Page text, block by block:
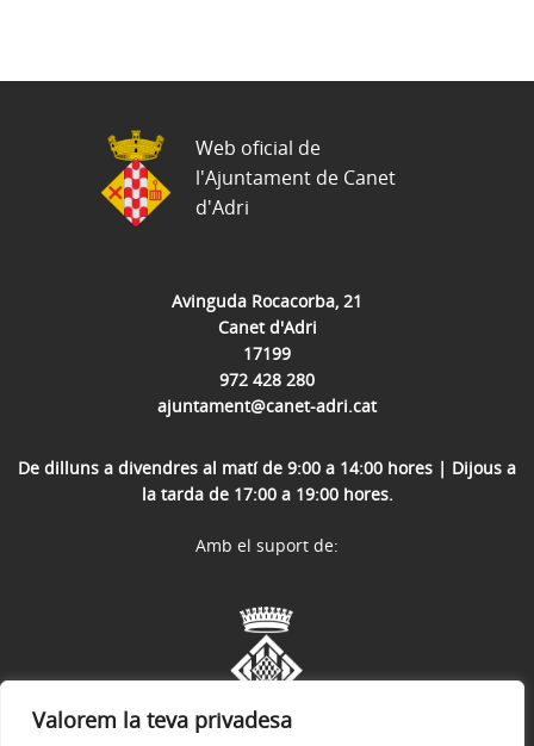
Valorem la teva privadesa
Avinguda Rocacorba, 21
Canet d'Adri
17199
972 428 280
ajuntament@canet-adri.cat
De dilluns a divendres al matí de 9:00 a 14:00 hores | Dijous a
la tarda de 17:00 a 19:00 hores.
Web oficial de
l'Ajuntament de Canet
d'Adri
Amb el suport de: